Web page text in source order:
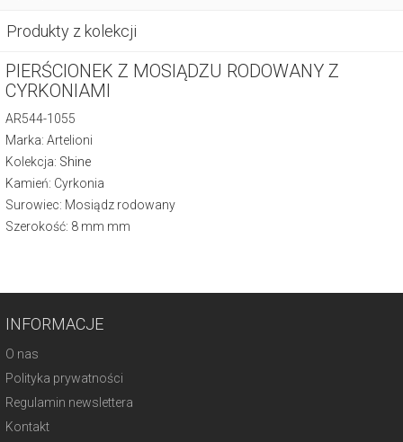
Produkty z kolekcji
PIERŚCIONEK Z MOSIĄDZU RODOWANY Z
CYRKONIAMI
AR544-1055
Marka: Artelioni
Kolekcja: Shine
Kamień: Cyrkonia
Surowiec: Mosiądz rodowany
Szerokość: 8 mm mm
INFORMACJE
O nas
Polityka prywatności
Regulamin newslettera
Kontakt